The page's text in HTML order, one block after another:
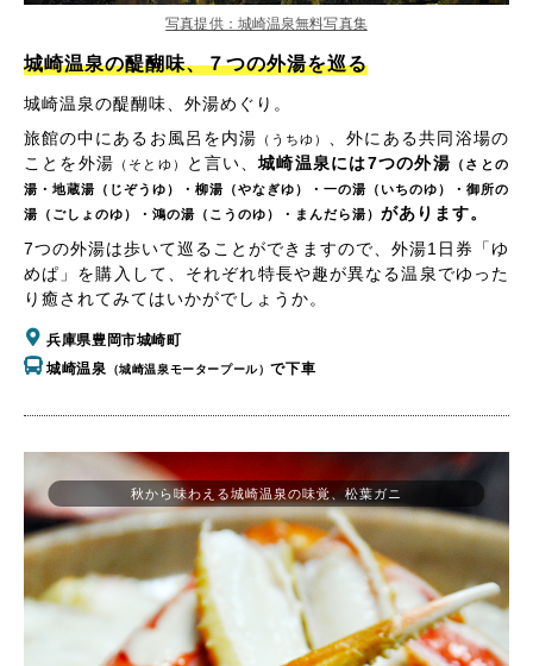
写真提供：城崎温泉無料写真集
城崎温泉の醍醐味、７つの外湯を巡る
城崎温泉の醍醐味、外湯めぐり。
旅館の中にあるお風呂を内湯 （うちゆ） 、外にある共同浴場の
ことを外湯 （そとゆ） と言い、 城崎温泉には7つの外湯 （さとの
湯・地蔵湯（じぞうゆ）・柳湯（やなぎゆ）・一の湯（いちのゆ）・御所の
湯（ごしょのゆ）・鴻の湯（こうのゆ）・まんだら湯） があります。
7つの外湯は歩いて巡ることができますので、外湯1日券「ゆ
めぱ」を購入して、それぞれ特長や趣が異なる温泉でゆった
り癒されてみてはいかがでしょうか。
兵庫県豊岡市城崎町
城崎温泉 （城崎温泉モータープール）で下車
秋から味わえる城崎温泉の味覚、松葉ガニ